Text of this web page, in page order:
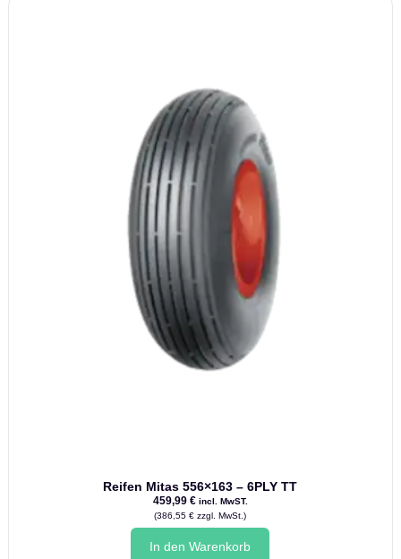
Reifen Mitas 556×163 – 6PLY TT
459,99 € incl. MwST.
(386,55€ zzgl. MwSt.)
In den Warenkorb